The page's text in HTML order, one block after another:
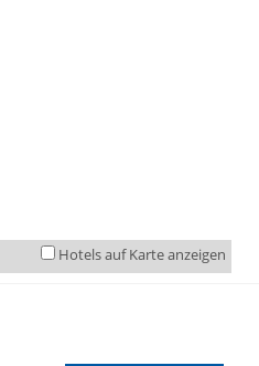
Hotels auf Karte anzeigen